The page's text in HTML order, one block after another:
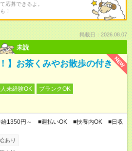
応募できるよ。
！
掲載日：2026.08.07
未読
NEW
】お茶くみやお散歩の付き
未経験OK
ブランクOK
給1350円～ ■週払いOK ■扶養内OK ■日収
あり